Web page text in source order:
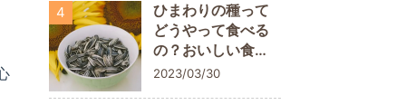
ひまわりの種って
どうやって食べる
の？おいしい食べ
方や栄養素を解説
2023/03/30
4